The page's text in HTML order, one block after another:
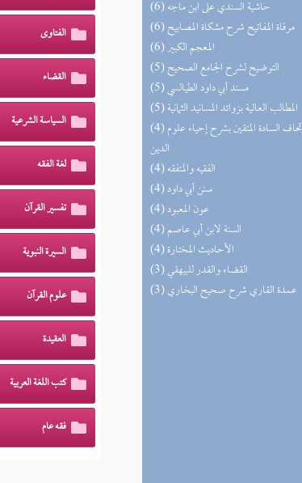
(6) حاشية السندي على ابن ماجه
(6) مرقاة المفاتيح شرح مشكاة المصابيح
(6) المعجم الكبير
(5) التوضيح لشرح الجامع الصحيح
(5) مسند أبي داود الطيالسي
(5) المطالب العالية بزوائد المسانيد الثمانية
(4) إتحاف السادة المتقين بشرح إحياء علوم
الدين
(4) الفقيه والمتفقه
(4) سنن أبي داود
(4) عون المعبود
(4) السنة لابن أبي عاصم
(4) الأحاديث المختارة
(3) القضاء والقدر للبيهقي
(3) عمدة القاري شرح صحيح البخاري
الفتاوى
القضاء
السياسة الشرعية
لغة الفقه
تفسير القرآن
السيرة النبوية
علوم القرآن
العقيدة
كتب اللغة العربية
فقه عام